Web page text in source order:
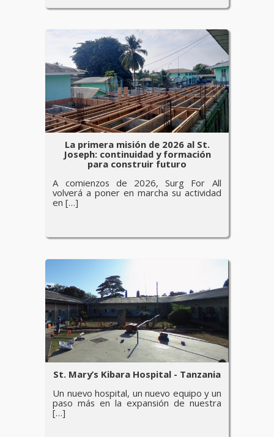
La primera misión de 2026 al St.
Joseph: continuidad y formación
para construir futuro
A comienzos de 2026, Surg For All
volverá a poner en marcha su actividad
en […]
St. Mary’s Kibara Hospital - Tanzania
Un nuevo hospital, un nuevo equipo y un
paso más en la expansión de nuestra
[…]